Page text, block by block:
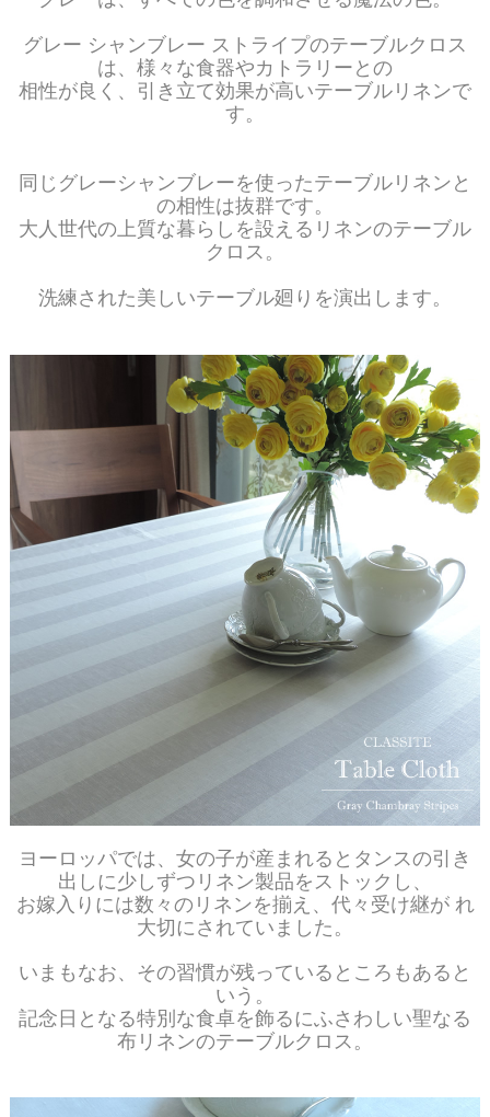
グレー シャンブレー ストライプのテーブルクロス
は、様々な食器やカトラリーとの
相性が良く、引き立て効果が高いテーブルリネンで
す。
同じグレーシャンブレーを使ったテーブルリネンと
の相性は抜群です。
大人世代の上質な暮らしを設えるリネンのテーブル
クロス。
洗練された美しいテーブル廻りを演出します。
ヨーロッパでは、女の子が産まれるとタンスの引き
出しに少しずつリネン製品をストックし、
お嫁入りには数々のリネンを揃え、代々受け継が れ
大切にされていました。
いまもなお、その習慣が残っているところもあると
いう。
記念日となる特別な食卓を飾るにふさわしい聖なる
布リネンのテーブルクロス。